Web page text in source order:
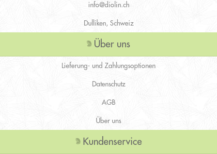
info@diolin.ch
Dulliken, Schweiz
Über uns
Lieferung- und Zahlungsoptionen
Datenschutz
AGB
Über uns
Kundenservice